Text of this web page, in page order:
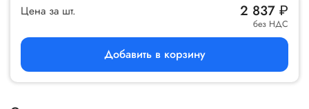
Цена за шт. 2 837 ₽
без НДС
Добавить в корзину